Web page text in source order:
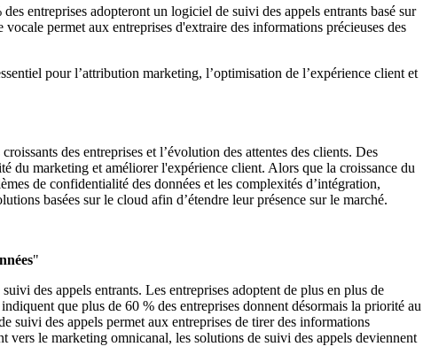
entreprises adopteront un logiciel de suivi des appels entrants basé sur
permet aux entreprises d'extraire des informations précieuses des
pour l’attribution marketing, l’optimisation de l’expérience client et
des entreprises et l’évolution des attentes des clients. Des
du marketing et améliorer l'expérience client. Alors que la croissance du
de confidentialité des données et les complexités d’intégration,
basées sur le cloud afin d’étendre leur présence sur le marché.
"
des appels entrants. Les entreprises adoptent de plus en plus de
que plus de 60 % des entreprises donnent désormais la priorité au
suivi des appels permet aux entreprises de tirer des informations
vers le marketing omnicanal, les solutions de suivi des appels deviennent